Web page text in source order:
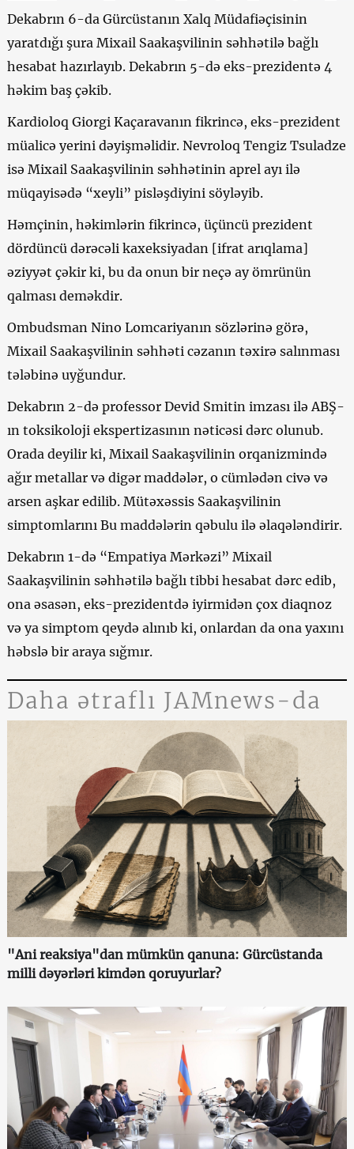
Dekabrın 6-da Gürcüstanın Xalq Müdafiəçisinin
yaratdığı şura Mixail Saakaşvilinin səhhətilə bağlı
hesabat hazırlayıb. Dekabrın 5-də eks-prezidentə 4
həkim baş çəkib.
Kardioloq Giorgi Kaçaravanın fikrincə, eks-prezident
müalicə yerini dəyişməlidir. Nevroloq Tengiz Tsuladze
isə Mixail Saakaşvilinin səhhətinin aprel ayı ilə
müqayisədə “xeyli” pisləşdiyini söyləyib.
Həmçinin, həkimlərin fikrincə, üçüncü prezident
dördüncü dərəcəli kaxeksiyadan [ifrat arıqlama]
əziyyət çəkir ki, bu da onun bir neçə ay ömrünün
qalması deməkdir.
Ombudsman Nino Lomcariyanın sözlərinə görə,
Mixail Saakaşvilinin səhhəti cəzanın təxirə salınması
tələbinə uyğundur.
Dekabrın 2-də professor Devid Smitin imzası ilə ABŞ-
ın toksikoloji ekspertizasının nəticəsi dərc olunub.
Orada deyilir ki, Mixail Saakaşvilinin orqanizmində
ağır metallar və digər maddələr, o cümlədən civə və
arsen aşkar edilib. Mütəxəssis Saakaşvilinin
simptomlarını Bu maddələrin qəbulu ilə əlaqələndirir.
Dekabrın 1-də “Empatiya Mərkəzi” Mixail
Saakaşvilinin səhhətilə bağlı tibbi hesabat dərc edib,
ona əsasən, eks-prezidentdə iyirmidən çox diaqnoz
və ya simptom qeydə alınıb ki, onlardan da ona yaxını
həbslə bir araya sığmır.
Daha ətraflı JAMnews-da
"Ani reaksiya"dan mümkün qanuna: Gürcüstanda
milli dəyərləri kimdən qoruyurlar?